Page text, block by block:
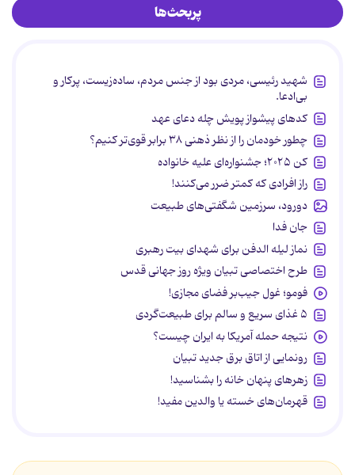
پربحث‌ها
شهید رئیسی، مردی بود از جنس مردم، ساده‌زیست، پرکار و
بی‌ادعا.
کدهای پیشواز پویش چله دعای عهد
چطور خودمان را از نظر ذهنی ۳۸ برابر قوی‌تر کنیم؟
کن ۲۰۲۵؛ جشنواره‌ای علیه خانواده
راز افرادی که کمتر ضرر می‌کنند!
دورود، سرزمین شگفتی‌های طبیعت
جان فدا
نماز لیله الدفن برای شهدای بیت رهبری
طرح اختصاصی تبیان ویژه روز جهانی قدس
فومو؛ غول جیب‌بر فضای مجازی!
۵ غذای سریع و سالم برای طبیعت‌گردی
نتیجه حمله آمریکا به ایران چیست؟
رونمایی از اتاق برق جدید تبیان
زهرهای پنهان خانه را بشناسید!
قهرمان‌های خسته یا والدین مفید!